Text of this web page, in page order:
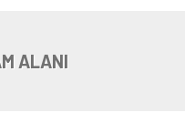
ALANI